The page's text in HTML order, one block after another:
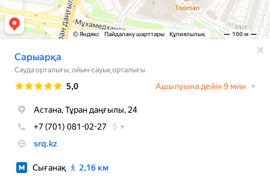
© Яндекс Пайдалану шарттары Құпиялылық 100 м
Сарыарқа
Сауда орталығы, ойын-сауық орталығы
Рейтинг
5,0 Ашылуына дейін 9 мин
Астана, Тұран даңғылы, 24
+7 (701) 081-02-27
5
srq.kz
Сығанақ
2,16 км